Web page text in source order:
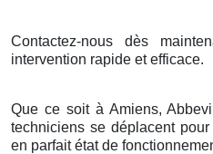
Contactez-nous dès
intervention rapide et efficace.
Que ce soit à Amiens,
techniciens se déplacent
en parfait état de